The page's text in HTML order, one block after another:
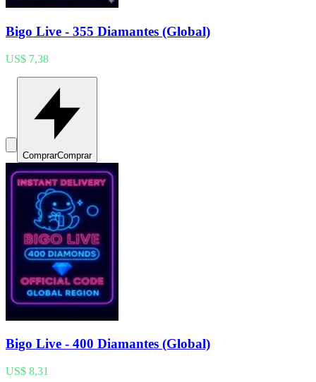
Bigo Live - 355 Diamantes (Global)
US$ 7,38
ComprarComprar
Bigo Live - 400 Diamantes (Global)
US$ 8,31